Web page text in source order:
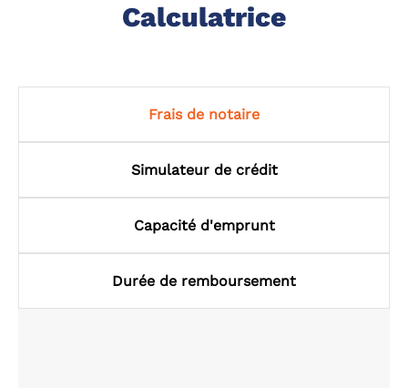
Calculatrice
Frais de notaire
Simulateur de crédit
Capacité d'emprunt
Durée de remboursement